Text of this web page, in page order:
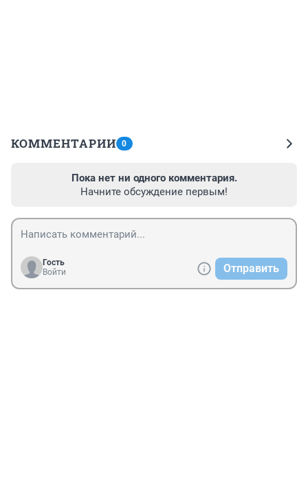
КОММЕНТАРИИ 0
Пока нет ни одного комментария.
Начните обсуждение первым!
Гость
Войти
Отправить